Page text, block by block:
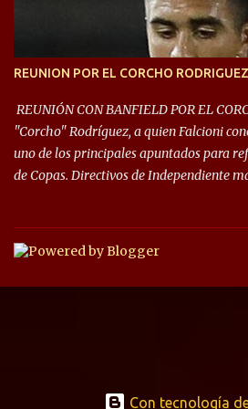
REUNION POR EL CORCHO RODRIGUEZ
REUNIÓN CON BANFIELD POR EL
"Corcho" Rodríguez, a quien Falcioni
uno de los principales apuntados para
de Copas. Directivos de Independiente
préstamo con opción de compra pero, por
busca vender al menos el 50% del pase
1,5 millones de dólares. El volante
de sus compañeros, realizó 17
Con tecnología